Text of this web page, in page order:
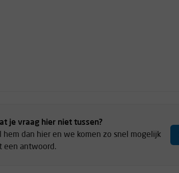
je vraag hier niet tussen?
hem dan hier en we komen zo snel mogelijk
een antwoord.